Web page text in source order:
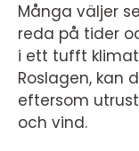
Många väljer
reda på tider
i ett tufft
Roslagen, kan
eftersom
och vind.